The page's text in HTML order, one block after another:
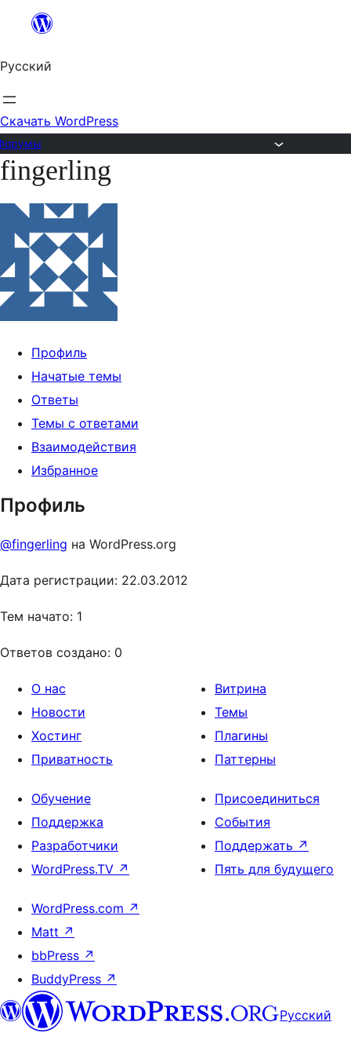
Перейти
содержимому
Русский
Скачать WordPress
Перейти
содержимому
fingerling
Профиль
Начатые темы
Ответы
Темы с ответами
Взаимодействия
Избранное
Профиль
@fingerling на WordPress.org
Дата регистрации: 22.03.2012
Тем начато: 1
Ответов создано: 0
О нас
Новости
Хостинг
Приватность
Витрина
Темы
Плагины
Паттерны
Обучение
Поддержка
Разработчики
WordPress.TV ↗
Присоединиться
События
Поддержать ↗
Пять для будущего
WordPress.com ↗
Matt ↗
bbPress ↗
BuddyPress ↗
Русский